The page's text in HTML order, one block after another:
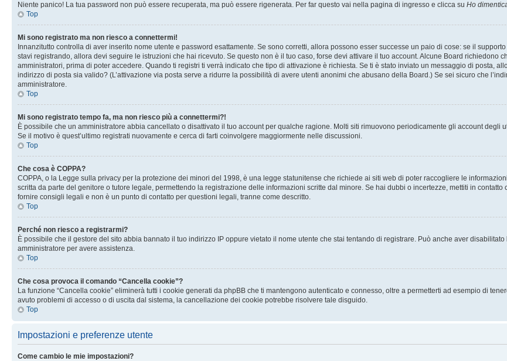
Niente panico! La tua password non può essere recuperata, ma può essere rigenerata. Per far questo vai nella pagina di ingresso e clicca su Ho
Top
Mi sono registrato ma non riesco a connettermi!
Innanzitutto controlla di aver inserito nome utente e password esattamente. Se sono corretti, allora possono esser successe un paio di cose: se il
stavi registrando, allora devi seguire le istruzioni che hai ricevuto. Se questo non è il tuo caso, forse devi attivare il tuo account. Alcune Board richiedono
amministratori, prima di poter accedere. Quando ti registri ti verrà indicato che tipo di attivazione è richiesta. Se ti è stato inviato un messaggio di posta,
indirizzo di posta sia valido? (L’attivazione via posta serve a ridurre la possibilità di avere utenti anonimi che abusano della Board.) Se sei sicuro che
amministratore.
Top
Mi sono registrato tempo fa, ma non riesco più a connettermi?!
È possibile che un amministratore abbia cancellato o disattivato il tuo account per qualche ragione. Molti siti rimuovono periodicamente gli account
Se il motivo è quest’ultimo registrati nuovamente e cerca di farti coinvolgere maggiormente nelle discussioni.
Top
Che cosa è COPPA?
COPPA, o la Legge sulla privacy per la protezione dei minori del 1998, è una legge statunitense che richiede ai siti web di poter raccogliere le
scritta da parte del genitore o tutore legale, permettendo la registrazione delle informazioni scritte dal minore. Se hai dubbi o incertezze, mettiti in
fornire consigli legali e non è un punto di contatto per questioni legali, tranne come descritto.
Top
Perché non riesco a registrarmi?
È possibile che il gestore del sito abbia bannato il tuo indirizzo IP oppure vietato il nome utente che stai tentando di registrare. Può anche aver
amministratore per avere assistenza.
Top
Che cosa provoca il comando “Cancella cookie”?
La funzione “Cancella cookie” eliminerà tutti i cookie generati da phpBB che ti mantengono autenticato e connesso, oltre a permetterti ad esempio di
avuto problemi di accesso o di uscita dal sistema, la cancellazione dei cookie potrebbe risolvere tale disguido.
Top
Impostazioni e preferenze utente
Come cambio le mie impostazioni?